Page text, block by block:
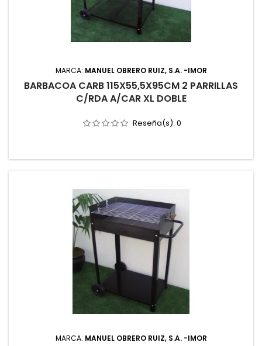
MARCA: MANUEL OBRERO RUIZ, S.A. -IMOR
BARBACOA CARB 115X55,5X95CM 2 PARRILLAS
C/RDA A/CAR XL DOBLE
Reseña(s): 0
MARCA: MANUEL OBRERO RUIZ, S.A. -IMOR